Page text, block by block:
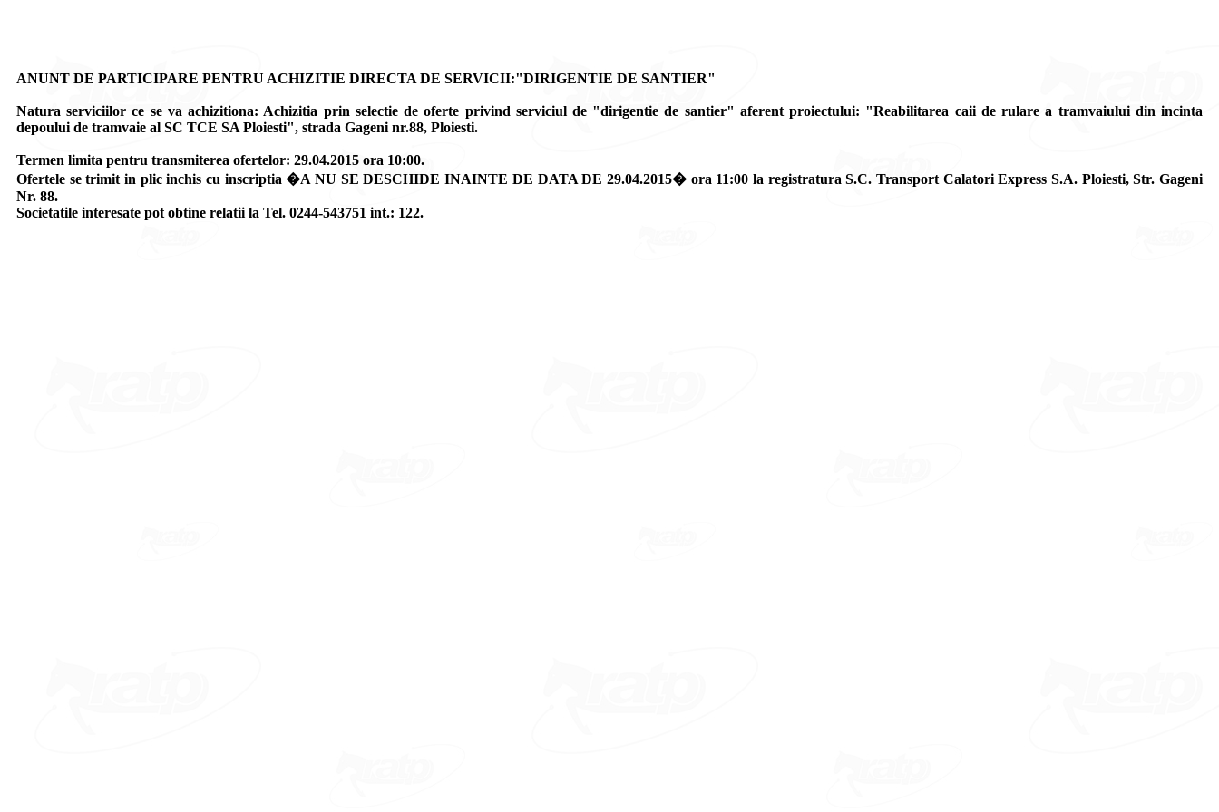
ANUNT DE PARTICIPARE PENTRU ACHIZITIE DIRECTA DE SERVICII:"DIRIGENTIE DE SANTIER"
Natura serviciilor ce se va achizitiona: Achizitia prin selectie de oferte privind serviciul de "dirigentie de santier" aferent proiectului: "Reabilitarea caii de rulare a tramvaiului din incinta
depoului de tramvaie al SC TCE SA Ploiesti", strada Gageni nr.88, Ploiesti.
Termen limita pentru transmiterea ofertelor: 29.04.2015 ora 10:00.
Ofertele se trimit in plic inchis cu inscriptia �A NU SE DESCHIDE INAINTE DE DATA DE 29.04.2015� ora 11:00 la registratura S.C. Transport Calatori Express S.A. Ploiesti, Str. Gageni
Nr. 88.
Societatile interesate pot obtine relatii la Tel. 0244-543751 int.: 122.